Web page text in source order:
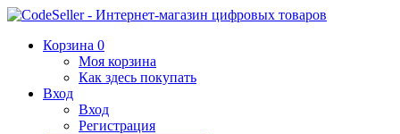
Корзина 0
Моя корзина
Как здесь покупать
Вход
Вход
Регистрация